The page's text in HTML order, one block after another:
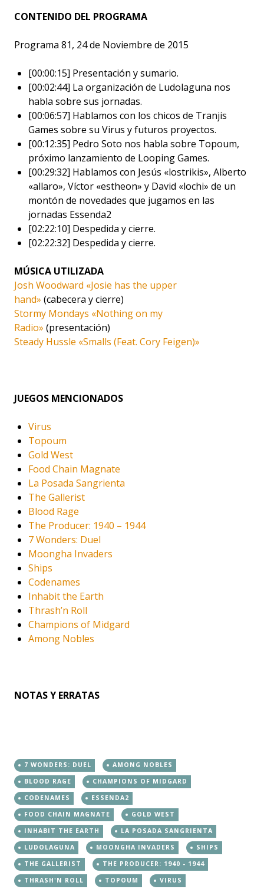
CONTENIDO DEL PROGRAMA
Programa 81, 24 de Noviembre de 2015
[00:00:15] Presentación y sumario.
[00:02:44] La organización de Ludolaguna nos
habla sobre sus jornadas.
[00:06:57] Hablamos con los chicos de Tranjis
Games sobre su Virus y futuros proyectos.
[00:12:35] Pedro Soto nos habla sobre Topoum,
próximo lanzamiento de Looping Games.
[00:29:32] Hablamos con Jesús «lostrikis», Alberto
«allaro», Víctor «estheon» y David «lochi» de un
montón de novedades que jugamos en las
jornadas Essenda2
[02:22:10] Despedida y cierre.
[02:22:32] Despedida y cierre.
MÚSICA UTILIZADA
Josh Woodward «Josie has the upper
hand» (cabecera y cierre)
Stormy Mondays «Nothing on my
Radio» (presentación)
Steady Hussle «Smalls (Feat. Cory Feigen)»
JUEGOS MENCIONADOS
Virus
Topoum
Gold West
Food Chain Magnate
La Posada Sangrienta
The Gallerist
Blood Rage
The Producer: 1940 – 1944
7 Wonders: Duel
Moongha Invaders
Ships
Codenames
Inhabit the Earth
Thrash’n Roll
Champions of Midgard
Among Nobles
NOTAS Y ERRATAS
7 WONDERS: DUEL
AMONG NOBLES
BLOOD RAGE
CHAMPIONS OF MIDGARD
CODENAMES
ESSENDA2
FOOD CHAIN MAGNATE
GOLD WEST
INHABIT THE EARTH
LA POSADA SANGRIENTA
LUDOLAGUNA
MOONGHA INVADERS
SHIPS
THE GALLERIST
THE PRODUCER: 1940 - 1944
THRASH'N ROLL
TOPOUM VIRUS